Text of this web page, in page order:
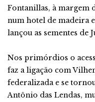
Fontanillas, à margem
num hotel de madeira
lançou as sementes de
Nos primórdios o
faz a ligação com
federalizada e se
Antônio das Lendas,